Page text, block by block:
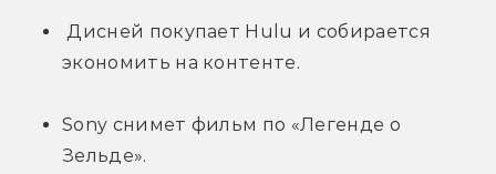
Дисней покупает Hulu и собирается
экономить на контенте.
Sony снимет фильм по «Легенде о
Зельде».